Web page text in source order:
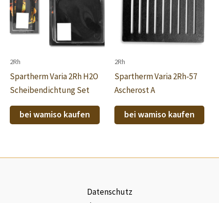
2Rh
Spartherm Varia 2Rh H2O
Scheibendichtung Set
bei wamiso kaufen
2Rh
Spartherm Varia 2Rh-57
Ascherost A
bei wamiso kaufen
Datenschutz